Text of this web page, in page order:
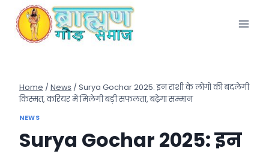
content
Home / News / Surya Gochar 2025: इन राशी के लोगों की बदलेगी
किस्मत, करियर में मिलेगी बड़ी सफलता, बढ़ेगा सम्मान
NEWS
Surya Gochar 2025: इन